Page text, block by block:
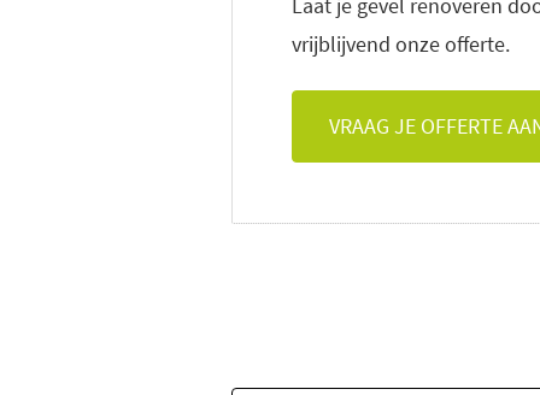
Laat je gevel renoveren
vrijblijvend onze offerte.
VRAAG JE OFFERTE